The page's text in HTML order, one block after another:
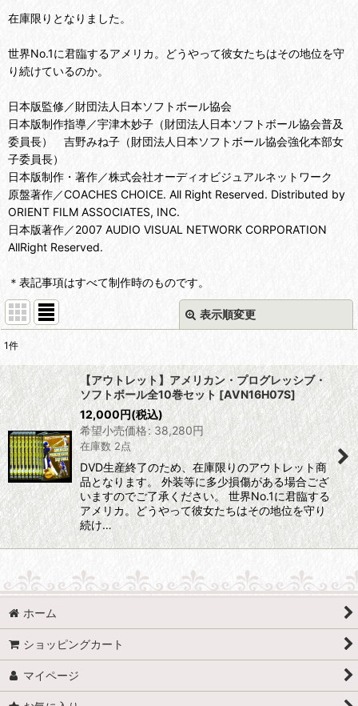
在庫限りとなりました。
世界No.1に君臨するアメリカ。どうやって彼女たちはその地位を守
り続けているのか。
日本版監修／財団法人日本ソフトボール協会
日本版制作指導／宇津木妙子（財団法人日本ソフトボール協会普及
委員長） 吉野みね子（財団法人日本ソフトボール協会強化本部女
子委員長）
日本版制作・著作／株式会社オーディオビジュアルネットワーク
原盤著作／COACHES CHOICE. All Right Reserved. Distributed by
ORIENT FILM ASSOCIATES, INC.
日本版著作／2007 AUDIO VISUAL NETWORK CORPORATION
AllRight Reserved.
＊表記事項はすべて制作時のものです。
表示順変更
並び順:
絞り込む
1件
【アウトレット】アメリカン・プログレッシブ・
ソフトボール全10巻セット [AVN16H07S]
12,000円(税込)
希望小売価格: 38,280円
在庫数 2点
DVD生産終了のため、在庫限りのアウトレット商
品となります。 外装等に多少損傷がある場合ござ
いますのでご了承ください。 世界No.1に君臨する
アメリカ。どうやって彼女たちはその地位を守り
続け…
ホーム
ショッピングカート
マイページ